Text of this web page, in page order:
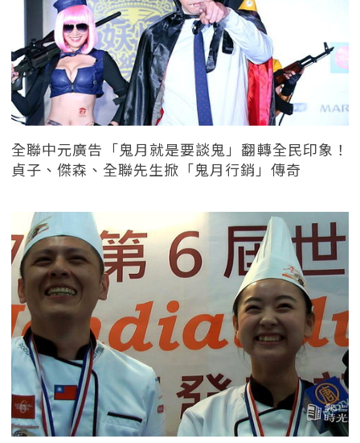
全聯中元廣告「鬼月就是要談鬼」翻轉全民印象！
貞子、傑森、全聯先生掀「鬼月行銷」傳奇